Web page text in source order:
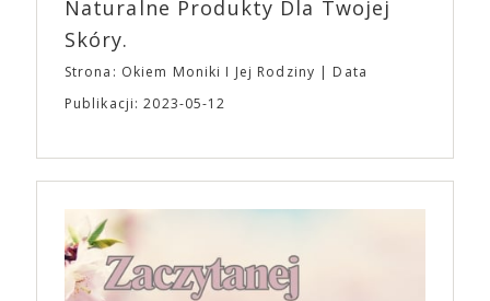
Naturalne Produkty Dla Twojej
Skóry.
Strona: Okiem Moniki I Jej Rodziny
Data
Publikacji: 2023-05-12